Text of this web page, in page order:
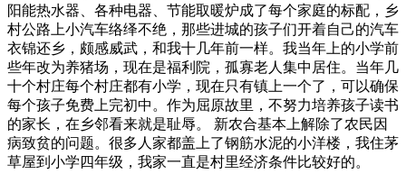
阳能热水器、各种电器、节能取暖炉成了每个家庭的标配，乡
村公路上小汽车络绎不绝，那些进城的孩子们开着自己的汽车
衣锦还乡，颇感威武，和我十几年前一样。我当年上的小学前
些年改为养猪场，现在是福利院，孤寡老人集中居住。当年几
十个村庄每个村庄都有小学，现在只有镇上一个了，可以确保
每个孩子免费上完初中。作为屈原故里，不努力培养孩子读书
的家长，在乡邻看来就是耻辱。 新农合基本上解除了农民因
病致贫的问题。很多人家都盖上了钢筋水泥的小洋楼，我住茅
草屋到小学四年级，我家一直是村里经济条件比较好的。